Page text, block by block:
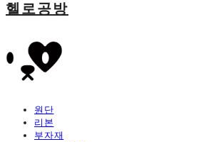
헬로공방
원단
리본
부자재